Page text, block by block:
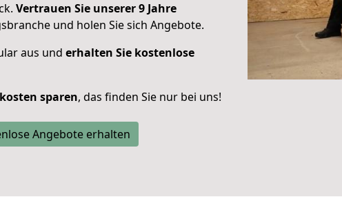
Vertrauen Sie unserer 9 Jahre
und holen Sie sich Angebote.
aus und erhalten Sie kostenlose
sparen, das finden Sie nur bei uns!
Angebote erhalten